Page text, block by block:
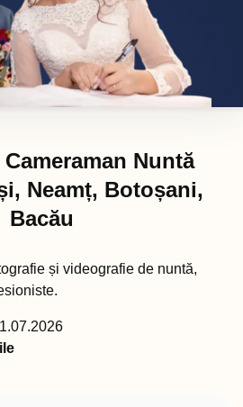
Nuntă
Neamț, Botoșani,
Bacău
și videografie de nuntă,